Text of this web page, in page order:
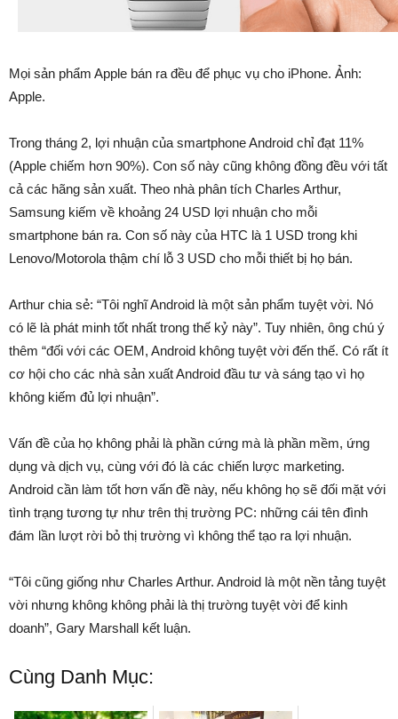
Mọi sản phẩm Apple bán ra đều để phục vụ cho iPhone. Ảnh:
Apple.
Trong tháng 2, lợi nhuận của smartphone Android chỉ đạt 11%
(Apple chiếm hơn 90%). Con số này cũng không đồng đều với tất
cả các hãng sản xuất. Theo nhà phân tích Charles Arthur,
Samsung kiếm về khoảng 24 USD lợi nhuận cho mỗi
smartphone bán ra. Con số này của HTC là 1 USD trong khi
Lenovo/Motorola thậm chí lỗ 3 USD cho mỗi thiết bị họ bán.
Arthur chia sẻ: “Tôi nghĩ Android là một sản phẩm tuyệt vời. Nó
có lẽ là phát minh tốt nhất trong thế kỷ này”. Tuy nhiên, ông chú ý
thêm “đối với các OEM, Android không tuyệt vời đến thế. Có rất ít
cơ hội cho các nhà sản xuất Android đầu tư và sáng tạo vì họ
không kiếm đủ lợi nhuận”.
Vấn đề của họ không phải là phần cứng mà là phần mềm, ứng
dụng và dịch vụ, cùng với đó là các chiến lược marketing.
Android cần làm tốt hơn vấn đề này, nếu không họ sẽ đối mặt với
tình trạng tương tự như trên thị trường PC: những cái tên đình
đám lần lượt rời bỏ thị trường vì không thể tạo ra lợi nhuận.
“Tôi cũng giống như Charles Arthur. Android là một nền tảng tuyệt
vời nhưng không không phải là thị trường tuyệt vời để kinh
doanh”, Gary Marshall kết luận.
Cùng Danh Mục: